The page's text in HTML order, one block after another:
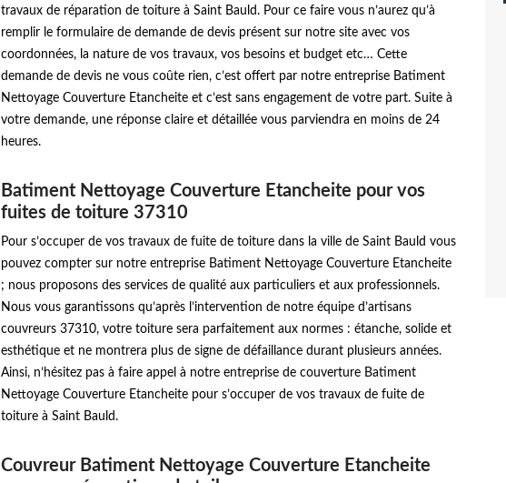
travaux de réparation de toiture à Saint Bauld. Pour ce faire vous n’aurez qu’à
remplir le formulaire de demande de devis présent sur notre site avec vos
coordonnées, la nature de vos travaux, vos besoins et budget etc… Cette
demande de devis ne vous coûte rien, c’est offert par notre entreprise Batiment
Nettoyage Couverture Etancheite et c’est sans engagement de votre part. Suite à
votre demande, une réponse claire et détaillée vous parviendra en moins de 24
heures.
Batiment Nettoyage Couverture Etancheite pour vos
fuites de toiture 37310
Pour s’occuper de vos travaux de fuite de toiture dans la ville de Saint Bauld vous
pouvez compter sur notre entreprise Batiment Nettoyage Couverture Etancheite
; nous proposons des services de qualité aux particuliers et aux professionnels.
Nous vous garantissons qu’après l’intervention de notre équipe d’artisans
couvreurs 37310, votre toiture sera parfaitement aux normes : étanche, solide et
esthétique et ne montrera plus de signe de défaillance durant plusieurs années.
Ainsi, n’hésitez pas à faire appel à notre entreprise de couverture Batiment
Nettoyage Couverture Etancheite pour s’occuper de vos travaux de fuite de
toiture à Saint Bauld.
Couvreur Batiment Nettoyage Couverture Etancheite